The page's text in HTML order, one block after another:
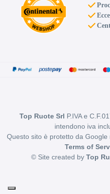
Top Ruote Srl P.IVA e
intendono iva
Questo sito è protetto da Google
Terms of
© Site created by Top